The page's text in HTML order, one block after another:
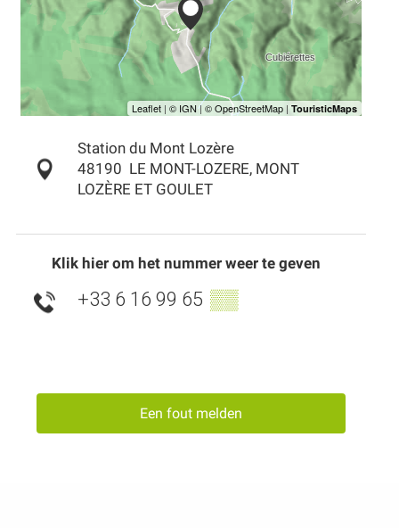
Station du Mont Lozère
48190
LE MONT-LOZERE, MONT
LOZÈRE ET GOULET
Klik hier om het nummer weer te geven
+33 6 16 99 65 ▒▒
Een fout melden